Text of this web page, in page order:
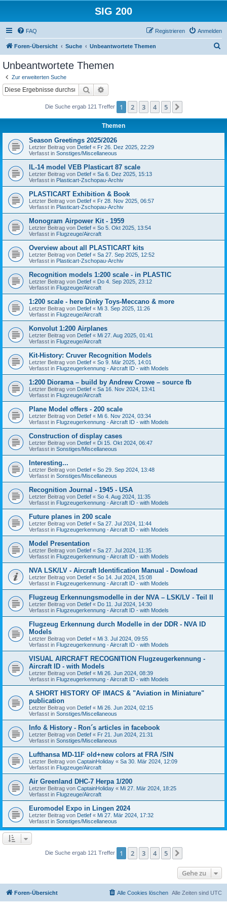
SIG 200
FAQ Anmelden
Registrieren
Foren-Übersicht Suche Unbeantwortete Themen
Unbeantwortete Themen
Zur erweiterten Suche
Suche
Die Suche ergab 121 Treffer 1 2 3 4 5
Themen
Season Greetings 2025/2026
Letzter Beitrag von Detlef « Fr 26. Dez 2025, 22:29
Verfasst in Sonstiges/Miscellaneous
IL-14 model VEB Plasticart 87 scale
Letzter Beitrag von Detlef « Sa 6. Dez 2025, 15:13
Verfasst in Plasticart-Zschopau-Archiv
PLASTICART Exhibition & Book
Letzter Beitrag von Detlef « Fr 28. Nov 2025, 06:57
Verfasst in Plasticart-Zschopau-Archiv
Monogram Airpower Kit - 1959
Letzter Beitrag von Detlef « So 5. Okt 2025, 13:54
Verfasst in Flugzeuge/Aircraft
Overview about all PLASTICART kits
Letzter Beitrag von Detlef « Sa 27. Sep 2025, 12:52
Verfasst in Plasticart-Zschopau-Archiv
Recognition models 1:200 scale - in PLASTIC
Letzter Beitrag von Detlef « Do 4. Sep 2025, 23:12
Verfasst in Flugzeuge/Aircraft
1:200 scale - here Dinky Toys-Meccano & more
Letzter Beitrag von Detlef « Mi 3. Sep 2025, 11:26
Verfasst in Flugzeuge/Aircraft
Konvolut 1:200 Airplanes
Letzter Beitrag von Detlef « Mi 27. Aug 2025, 01:41
Verfasst in Flugzeuge/Aircraft
Kit-History: Cruver Recognition Models
Letzter Beitrag von Detlef « So 9. Mär 2025, 14:01
Verfasst in Flugzeugerkennung - Aircraft ID - with Models
1:200 Diorama – build by Andrew Crowe – source fb
Letzter Beitrag von Detlef « Sa 16. Nov 2024, 13:41
Verfasst in Flugzeuge/Aircraft
Plane Model offers - 200 scale
Letzter Beitrag von Detlef « Mi 6. Nov 2024, 03:34
Verfasst in Flugzeugerkennung - Aircraft ID - with Models
Construction of display cases
Letzter Beitrag von Detlef « Di 15. Okt 2024, 06:47
Verfasst in Sonstiges/Miscellaneous
Interesting...
Letzter Beitrag von Detlef « So 29. Sep 2024, 13:48
Verfasst in Sonstiges/Miscellaneous
Recognition Journal - 1945 - USA
Letzter Beitrag von Detlef « So 4. Aug 2024, 11:35
Verfasst in Flugzeugerkennung - Aircraft ID - with Models
Future planes in 200 scale
Letzter Beitrag von Detlef « Sa 27. Jul 2024, 11:44
Verfasst in Flugzeugerkennung - Aircraft ID - with Models
Model Presentation
Letzter Beitrag von Detlef « Sa 27. Jul 2024, 11:35
Verfasst in Flugzeugerkennung - Aircraft ID - with Models
NVA LSK/LV - Aircraft Identification Manual - Dowload
Letzter Beitrag von Detlef « So 14. Jul 2024, 15:08
Verfasst in Flugzeugerkennung - Aircraft ID - with Models
Flugzeug Erkennungsmodelle in der NVA – LSK/LV - Teil II
Letzter Beitrag von Detlef « Do 11. Jul 2024, 14:30
Verfasst in Flugzeugerkennung - Aircraft ID - with Models
Flugzeug Erkennung durch Modelle in der DDR - NVA ID
Models
Letzter Beitrag von Detlef « Mi 3. Jul 2024, 09:55
Verfasst in Flugzeugerkennung - Aircraft ID - with Models
VISUAL AIRCRAFT RECOGNITION Flugzeugerkennung -
Aircraft ID - with Models
Letzter Beitrag von Detlef « Mi 26. Jun 2024, 08:39
Verfasst in Flugzeugerkennung - Aircraft ID - with Models
A SHORT HISTORY OF IMACS & "Aviation in Miniature"
publication
Letzter Beitrag von Detlef « Mi 26. Jun 2024, 02:15
Verfasst in Sonstiges/Miscellaneous
Info & History - Ron´s articles in facebook
Letzter Beitrag von Detlef « Fr 21. Jun 2024, 21:31
Verfasst in Sonstiges/Miscellaneous
Lufthansa MD-11F old+new colors at FRA /SIN
Letzter Beitrag von CaptainHoliday « Sa 30. Mär 2024, 12:09
Verfasst in Flugzeuge/Aircraft
Air Greenland DHC-7 Herpa 1/200
Letzter Beitrag von CaptainHoliday « Mi 27. Mär 2024, 18:25
Verfasst in Flugzeuge/Aircraft
Euromodel Expo in Lingen 2024
Letzter Beitrag von Detlef « Mi 27. Mär 2024, 17:32
Verfasst in Sonstiges/Miscellaneous
Die Suche ergab 121 Treffer 1 2 3 4 5
Gehe zu
Foren-Übersicht Alle Zeiten sind UTC
Alle Cookies löschen